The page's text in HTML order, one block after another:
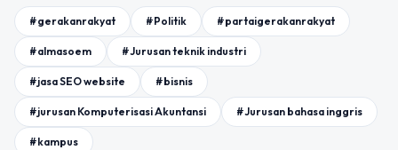
#gerakanrakyat #Politik #partaigerakanrakyat
#almasoem #Jurusan teknik industri
#jasa SEO website #bisnis
#jurusan Komputerisasi Akuntansi #Jurusan bahasa inggris
#kampus